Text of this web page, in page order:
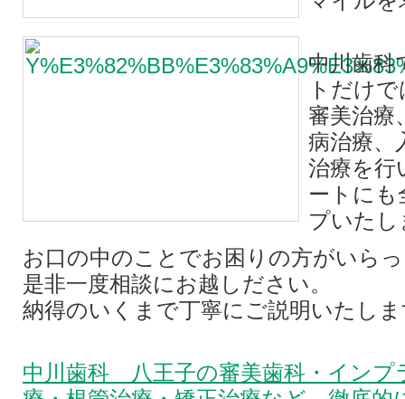
中川歯科
トだけ
審美治療
病治療、
治療を行
ートにも
プいたし
お口の中のことでお困りの方がいら
是非一度相談にお越しださい。
納得のいくまで丁寧にご説明いたし
中川歯科 八王子の審美歯科・インプ